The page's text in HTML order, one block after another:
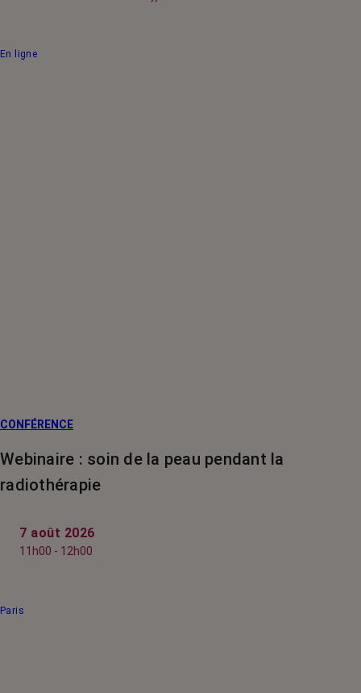
En ligne
CONFÉRENCE
Webinaire : soin de la peau pendant la
radiothérapie
7 août 2026
11h00 - 12h00
Paris